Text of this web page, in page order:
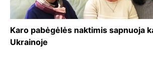
Karo pabėgėlės naktimis sapnuoja
Ukrainoje